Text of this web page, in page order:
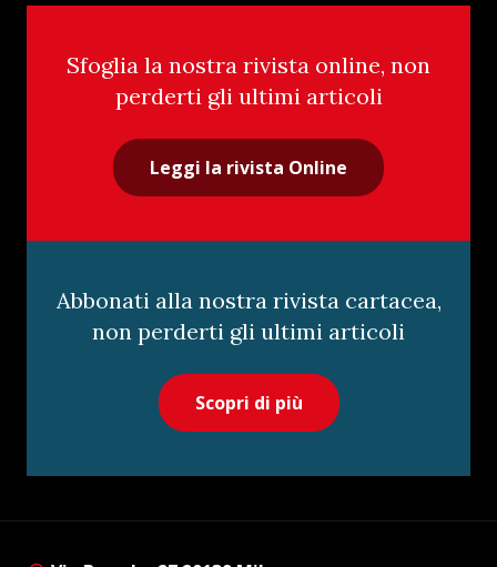
Sfoglia la nostra rivista online, non
perderti gli ultimi articoli
Leggi la rivista Online
Abbonati alla nostra rivista cartacea,
non perderti gli ultimi articoli
Scopri di più